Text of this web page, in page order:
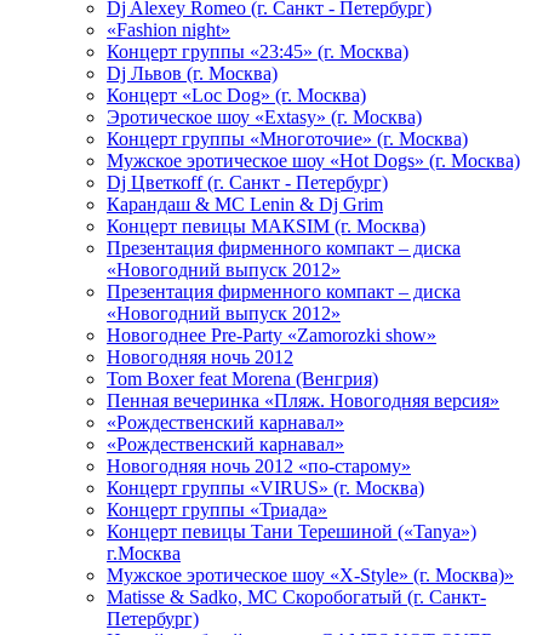
Dj Alexey Romeo (г. Санкт - Петербург)
«Fashion night»
Концерт группы «23:45» (г. Москва)
Dj Львов (г. Москва)
Концерт «Loc Dog» (г. Москва)
Эротическое шоу «Extasy» (г. Москва)
Концерт группы «Многоточие» (г. Москва)
Мужское эротическое шоу «Hot Dogs» (г. Москва)
Dj Цветкоff (г. Санкт - Петербург)
Карандаш & МС Lenin & Dj Grim
Концерт певицы МАКSIМ (г. Москва)
Презентация фирменного компакт – диска
«Новогодний выпуск 2012»
Презентация фирменного компакт – диска
«Новогодний выпуск 2012»
Новогоднее Pre-Party «Zamorozki show»
Новогодняя ночь 2012
Tom Boxer feat Morena (Венгрия)
Пенная вечеринка «Пляж. Новогодняя версия»
«Рождественский карнавал»
«Рождественский карнавал»
Новогодняя ночь 2012 «по-старому»
Концерт группы «VIRUS» (г. Москва)
Концерт группы «Триада»
Концерт певицы Тани Терешиной («Tanya»)
г.Москва
Мужское эротическое шоу «X-Style» (г. Москва)»
Matissе & Sadko, MC Скоробогатый (г. Санкт-
Петербург)